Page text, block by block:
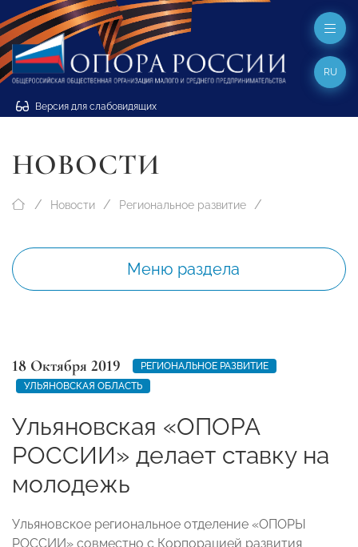
Версия для слабовидящих
RU
НОВОСТИ
Новости Региональное развитие
Меню раздела
18 Октября 2019
РЕГИОНАЛЬНОЕ РАЗВИТИЕ
УЛЬЯНОВСКАЯ ОБЛАСТЬ
Ульяновская «ОПОРА
РОССИИ» делает ставку на
молодежь
Ульяновское региональное отделение «ОПОРЫ
РОССИИ» совместно с Корпорацией развития